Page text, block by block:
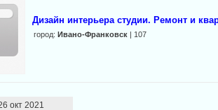
Дизайн интерьера студии. Ремонт и
город: Ивано-Франковск| 107
окт 2021